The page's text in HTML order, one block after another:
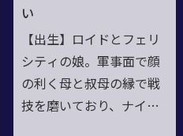
い
【出生】ロイドとフェリ
シティの娘。軍事面で顔
の利く母と叔母の縁で戦
技を磨いており、ナイフ